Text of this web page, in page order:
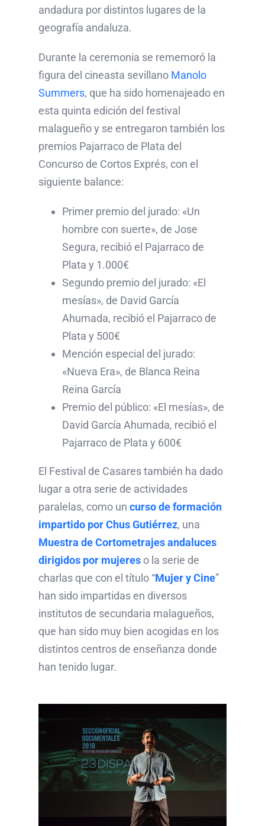
andadura por distintos lugares de la
geografía andaluza.
Durante la ceremonia se rememoró la
figura del cineasta sevillano Manolo
Summers, que ha sido homenajeado en
esta quinta edición del festival
malagueño y se entregaron también los
premios Pajarraco de Plata del
Concurso de Cortos Exprés, con el
siguiente balance:
Primer premio del jurado: «Un
hombre con suerte», de Jose
Segura, recibió el Pajarraco de
Plata y 1.000€
Segundo premio del jurado: «El
mesías», de David García
Ahumada, recibió el Pajarraco de
Plata y 500€
Mención especial del jurado:
«Nueva Era», de Blanca Reina
Reina García
Premio del público: «El mesías», de
David García Ahumada, recibió el
Pajarraco de Plata y 600€
El Festival de Casares también ha dado
lugar a otra serie de actividades
paralelas, como un curso de formación
impartido por Chus Gutiérrez, una
Muestra de Cortometrajes andaluces
dirigidos por mujereso la serie de
charlas que con el título “Mujer y Cine”
han sido impartidas en diversos
institutos de secundaria malagueños,
que han sido muy bien acogidas en los
distintos centros de enseñanza donde
han tenido lugar.